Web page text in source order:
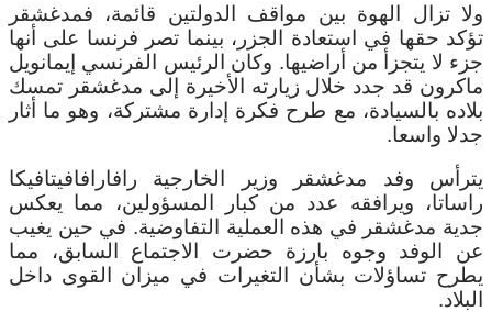
ولا تزال الهوة بين مواقف الدولتين قائمة، فمدغشقر
تؤكد حقها في استعادة الجزر، بينما تصر فرنسا على أنها
جزء لا يتجزأ من أراضيها. وكان الرئيس الفرنسي إيمانويل
ماكرون قد جدد خلال زيارته الأخيرة إلى مدغشقر تمسك
بلاده بالسيادة، مع طرح فكرة إدارة مشتركة، وهو ما أثار
جدلا واسعا.
يترأس وفد مدغشقر وزير الخارجية رافارافافيتافيكا
راساتا، ويرافقه عدد من كبار المسؤولين، مما يعكس
جدية مدغشقر في هذه العملية التفاوضية. في حين يغيب
عن الوفد وجوه بارزة حضرت الاجتماع السابق، مما
يطرح تساؤلات بشأن التغيرات في ميزان القوى داخل
البلاد.